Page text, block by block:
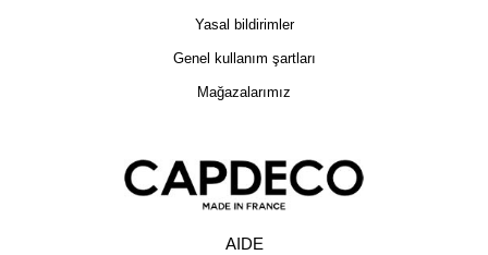
Yasal bildirimler
Genel kullanım şartları
Mağazalarımız
AIDE